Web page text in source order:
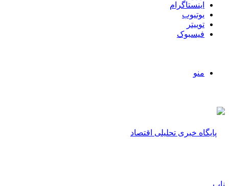
اینستاگرام
یوتیوب
توییتر
فیسبوک
منو